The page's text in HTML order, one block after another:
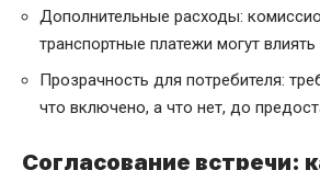
Дополнительные расходы:
транспортные платежи могут
Прозрачность для потребителя:
что включено, а что нет, до
Согласование встречи: